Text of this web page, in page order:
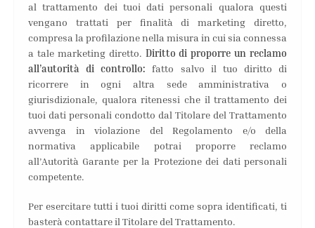
al trattamento dei tuoi dati personali qualora questi
vengano trattati per finalità di marketing diretto,
compresa la profilazione nella misura in cui sia connessa
a tale marketing diretto. Diritto di proporre un reclamo
all’autorità di controllo: fatto salvo il tuo diritto di
ricorrere in ogni altra sede amministrativa o
giurisdizionale, qualora ritenessi che il trattamento dei
tuoi dati personali condotto dal Titolare del Trattamento
avvenga in violazione del Regolamento e/o della
normativa applicabile potrai proporre reclamo
all’Autorità Garante per la Protezione dei dati personali
competente.
Per esercitare tutti i tuoi diritti come sopra identificati, ti
basterà contattare il Titolare del Trattamento.